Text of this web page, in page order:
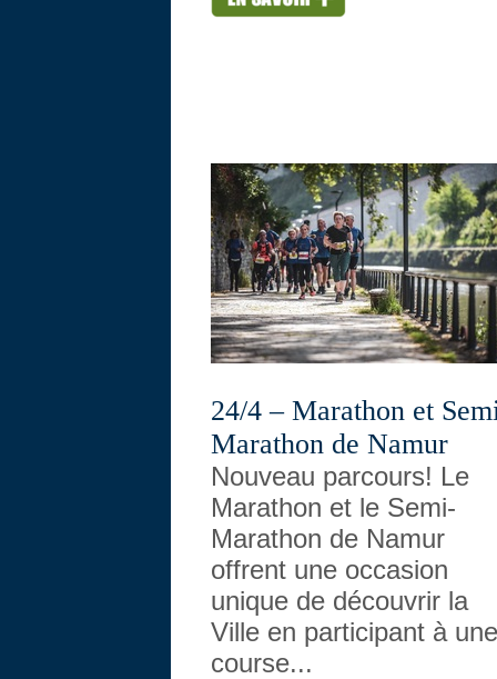
24/4 – Marathon et
Marathon de Namur
Nouveau parcours! Le
Marathon et le Semi-
Marathon de Namur
offrent une occasion
unique de découvrir la
Ville en participant à une
course...